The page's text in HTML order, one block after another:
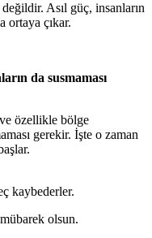
Asıl güç, insanların
ortaya çıkar.
da susmaması
özellikle bölge
gerekir. İşte o zaman
kaybederler.
olsun.